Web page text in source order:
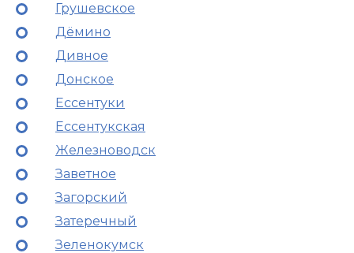
Грушевское
Дёмино
Дивное
Донское
Ессентуки
Ессентукская
Железноводск
Заветное
Загорский
Затеречный
Зеленокумск